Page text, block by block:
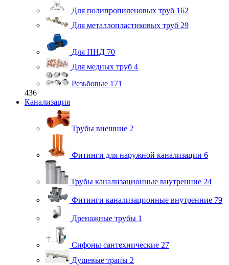
Для полипропиленовых труб 162
Для металлопластиковых труб 29
Для ПНД 70
Для медных труб 4
Резьбовые 171
436
Канализация
Трубы внешние 2
Фитинги для наружной канализации 6
Трубы канализационные внутренние 24
Фитинги канализационные внутренние 79
Дренажные трубы 1
Сифоны сантехнические 27
Душевые трапы 2